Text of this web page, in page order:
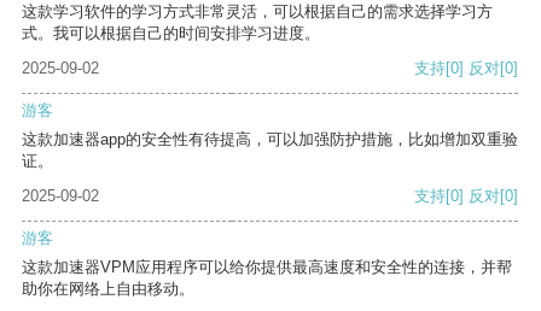
这款学习软件的学习方式非常灵活，可以根据自己的需求选择学习方
式。我可以根据自己的时间安排学习进度。
2025-09-02
支持[0] 反对[0]
游客
这款加速器app的安全性有待提高，可以加强防护措施，比如增加双重验
证。
2025-09-02
支持[0] 反对[0]
游客
这款加速器VPM应用程序可以给你提供最高速度和安全性的连接，并帮
助你在网络上自由移动。